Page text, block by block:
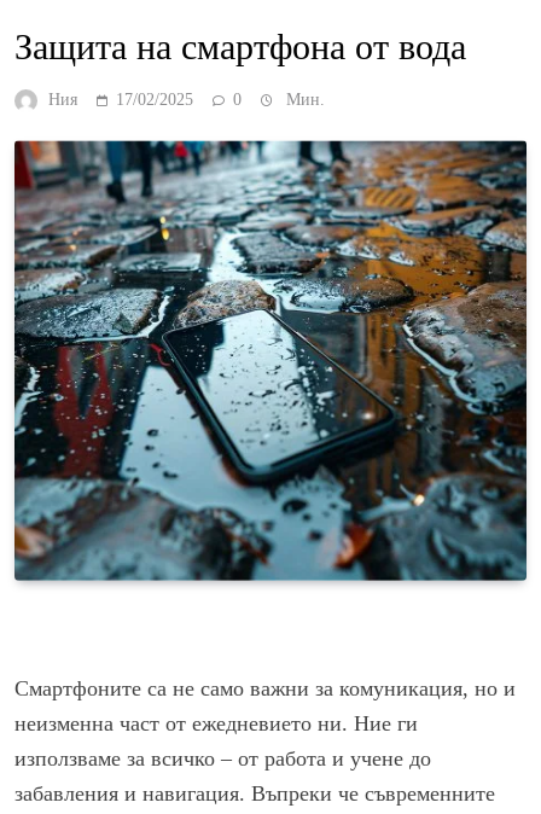
Защита на смартфона от вода
Ния 17/02/2025 0 Мин.
Смартфоните са не само важни за комуникация, но и
неизменна част от ежедневието ни. Ние ги
използваме за всичко – от работа и учене до
забавления и навигация. Въпреки че съвременните